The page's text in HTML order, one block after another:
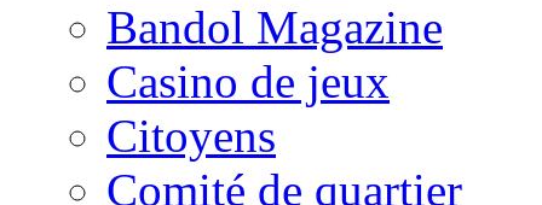
Bandol Magazine
Casino de jeux
Citoyens
Comité de quartier